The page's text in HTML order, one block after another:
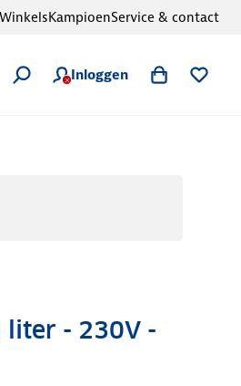
Inloggen
WinkelsKampioenService & contact
liter - 230V -